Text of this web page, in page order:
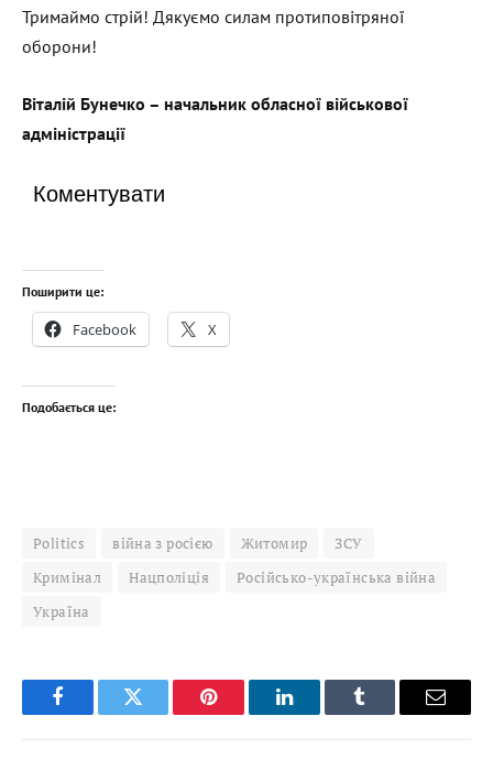
Тримаймо стрій! Дякуємо силам протиповітряної
оборони!
Віталій Бунечко – начальник обласної військової
адміністрації
Коментувати
Поширити це:
Facebook X
Подобається це:
Politics війна з росією Житомир
ЗСУ
Кримінал
Нацполіція
Російсько-українська війна
Україна
FacebookTwitter Pinterest LinkedInTumblr Email